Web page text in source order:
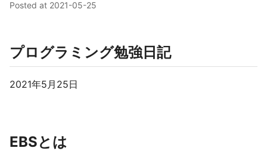
Posted at 2021-05-25
プログラミング勉強日記
2021年5月25日
EBSとは